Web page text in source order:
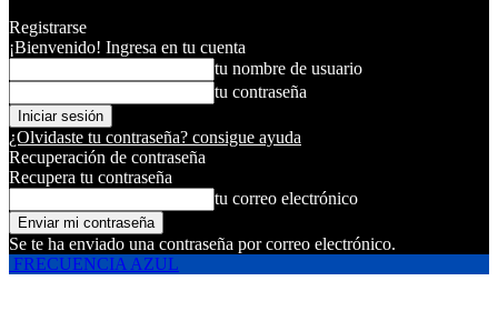
Registrarse
¡Bienvenido! Ingresa en tu cuenta
tu nombre de usuario
tu contraseña
¿Olvidaste tu contraseña? consigue ayuda
Recuperación de contraseña
Recupera tu contraseña
tu correo electrónico
Se te ha enviado una contraseña por correo electrónico.
FRECUENCIA AZUL